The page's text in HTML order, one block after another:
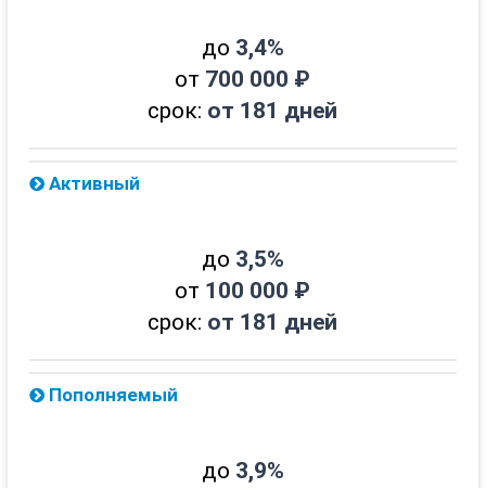
до 3,4%
от 700 000 ₽
срок: от 181 дней
Активный
до 3,5%
от 100 000 ₽
срок: от 181 дней
Пополняемый
до 3,9%